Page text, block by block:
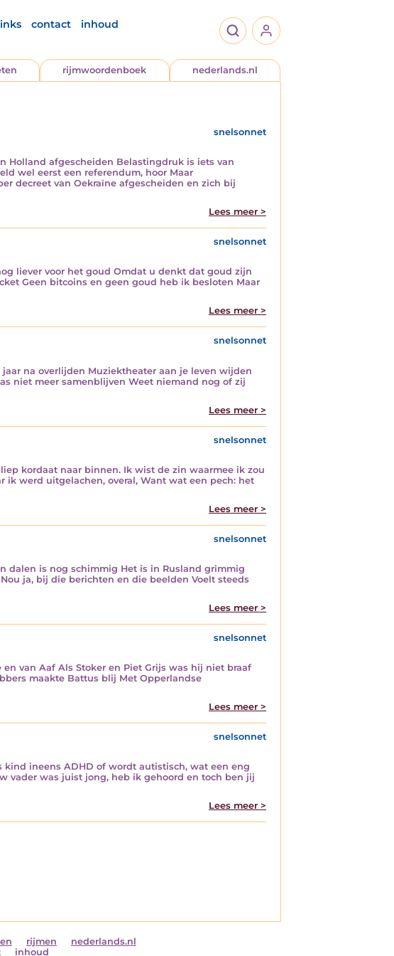
contact inhoud
rijmwoordenboek nederlands.nl
snelsonnet
Holland afgescheiden Belastingdruk is iets van
wel eerst een referendum, hoor Maar
decreet van Oekraïne afgescheiden en zich bij
Lees meer >
snelsonnet
liever voor het goud Omdat u denkt dat goud zijn
Geen bitcoins en geen goud heb ik besloten Maar
Lees meer >
snelsonnet
na overlijden Muziektheater aan je leven wijden
niet meer samenblijven Weet niemand nog of zij
Lees meer >
snelsonnet
kordaat naar binnen. Ik wist de zin waarmee ik zou
ik werd uitgelachen, overal, Want wat een pech: het
Lees meer >
snelsonnet
dalen is nog schimmig Het is in Rusland grimmig
ja, bij die berichten en die beelden Voelt steeds
Lees meer >
snelsonnet
van Aaf Als Stoker en Piet Grijs was hij niet braaf
maakte Battus blij Met Opperlandse
Lees meer >
snelsonnet
kind ineens ADHD of wordt autistisch, wat een eng
vader was juist jong, heb ik gehoord en toch ben jij
Lees meer >
rijmen
nederlands.nl
inhoud